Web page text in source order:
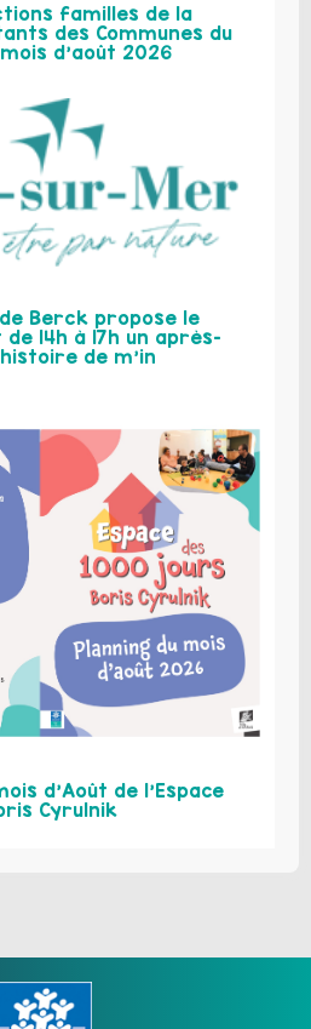
familles de la
des Communes du
d’août 2026
Berck propose le
14h à 17h un après-
de m’in
d’Août de l’Espace
Cyrulnik